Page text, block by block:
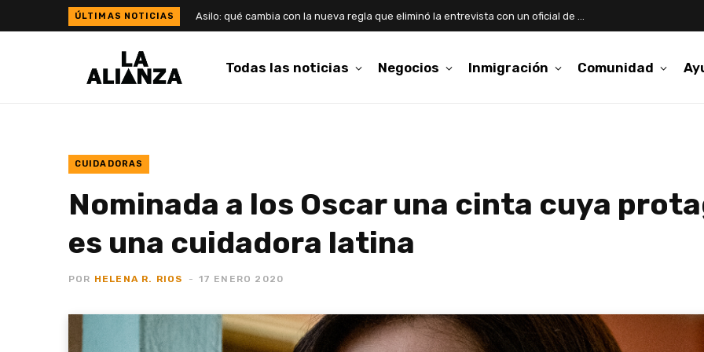
Todas las noticias Negocios Inmigración Comunidad
CUIDADORAS
Nominada a los Oscar una cinta cuya
es una cuidadora latina
POR HELENA R. RIOS 17 ENERO 2020